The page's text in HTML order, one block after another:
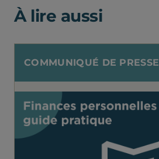
À lire aussi
COMMUNIQUÉ DE PRESSE